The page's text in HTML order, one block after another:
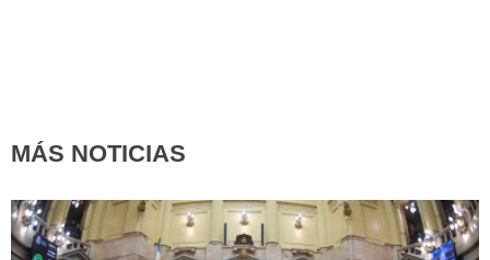
MÁS NOTICIAS